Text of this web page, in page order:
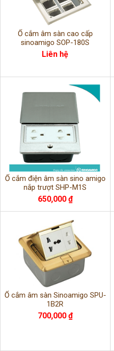
Ổ cắm âm sàn cao cấp
sinoamigo SOP-180S
Liên hệ
Ổ cắm điện âm sàn sino amigo
nắp trượt SHP-M1S
650,000 ₫
Ổ cắm âm sàn Sinoamigo SPU-
1B2R
700,000 ₫